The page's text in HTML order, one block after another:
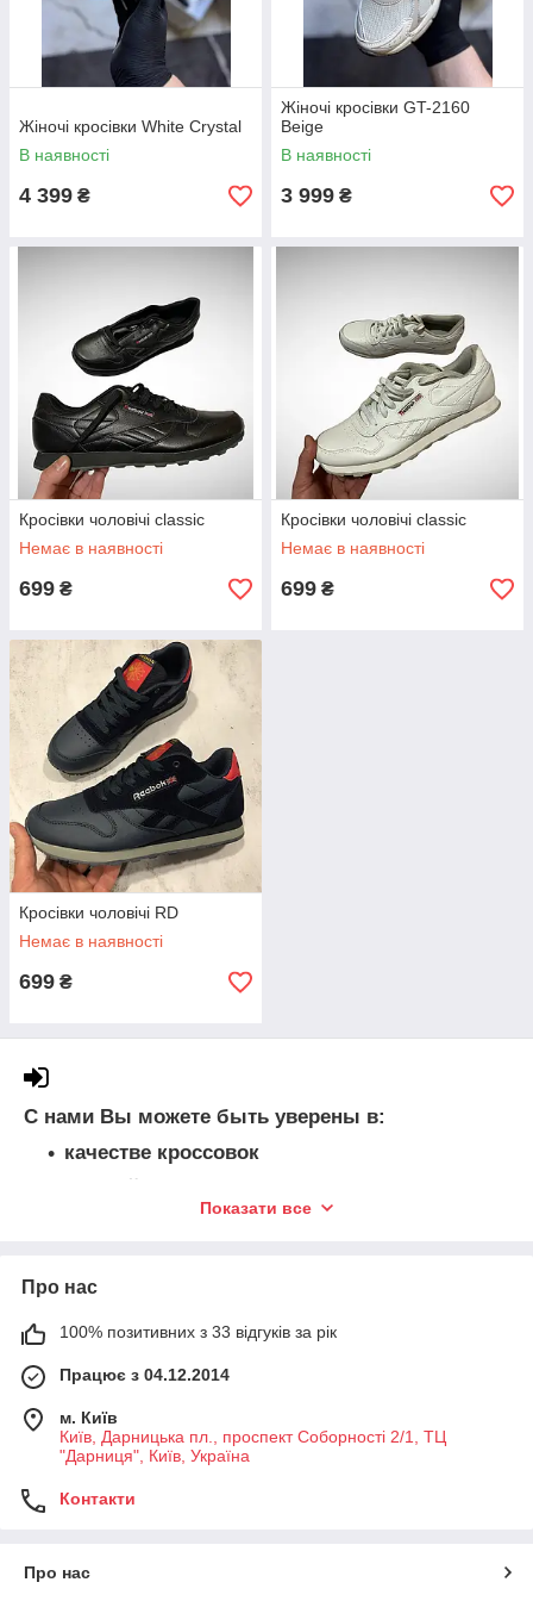
Жіночі кросівки White Crystal
В наявності
4 399 ₴
Жіночі кросівки GT-2160
Beige
В наявності
3 999 ₴
Кросівки чоловічі classic
Немає в наявності
699 ₴
Кросівки чоловічі classic
Немає в наявності
699 ₴
Кросівки чоловічі RD
Немає в наявності
699 ₴
С нами Вы можете быть уверены в:
качестве кроссовок
профессионализме наших менеджеров
Показати все
Про нас
100% позитивних з 33 відгуків за рік
Працює з 04.12.2014
м. Київ
Київ, Дарницька пл., проспект Соборності 2/1, ТЦ
"Дарниця", Київ, Україна
Контакти
Про нас